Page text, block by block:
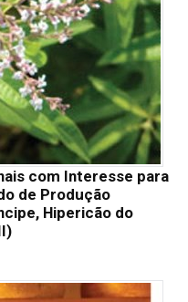
com Interesse para
de Produção
Hipericão do